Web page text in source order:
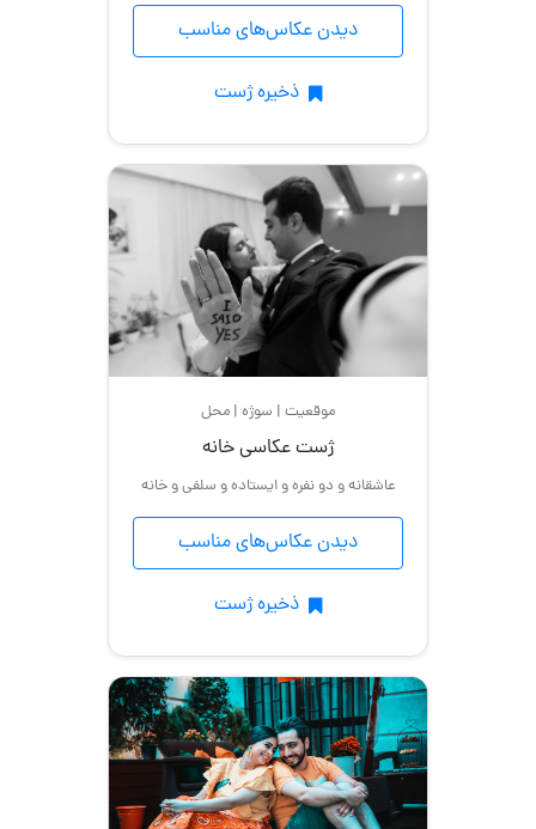
دیدن عکاس‌های مناسب
ذخیره ژست
موقعیت | سوژه | محل
ژست عکاسی خانه
عاشقانه و دو نفره و ایستاده و سلفی و خانه
دیدن عکاس‌های مناسب
ذخیره ژست